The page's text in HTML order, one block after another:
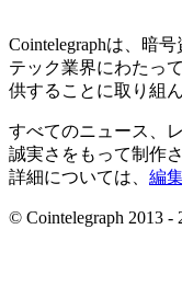
Cointelegraphは、暗
テック業界にわたっ
供することに取り組
すべてのニュース、
誠実さをもって制作
詳細については、 編
© Cointelegraph 2013 -